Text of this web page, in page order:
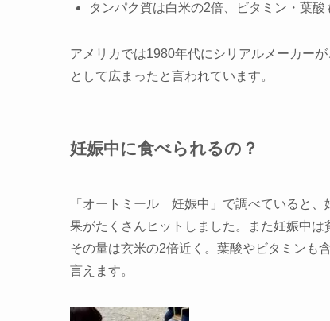
タンパク質は白米の2倍、ビタミン・葉酸
アメリカでは1980年代にシリアルメーカー
として広まったと言われています。
妊娠中に食べられるの？
「オートミール 妊娠中」で調べていると、
果がたくさんヒットしました。また妊娠中は
その量は玄米の2倍近く 。葉酸やビタミンも
言えます。